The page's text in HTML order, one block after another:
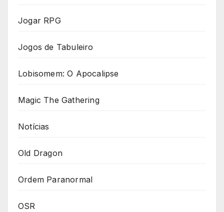
Jogar RPG
Jogos de Tabuleiro
Lobisomem: O Apocalipse
Magic The Gathering
Notícias
Old Dragon
Ordem Paranormal
OSR